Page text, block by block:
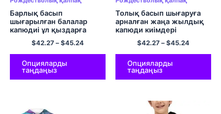
Барлық басып
шығарылған балалар
капюдиі ұл қыздарға
арналған Рождестволық
капюди киімдері
$42.27–$45.24
Опцияларды
таңдаңыз
Толық басып шығаруға
арналған жаңа жылдық
капюди киімдері
Балаларға арналған жаңа
жылдық капюди
жиынтығы қызыл
$42.27–$45.24
Опцияларды
таңдаңыз